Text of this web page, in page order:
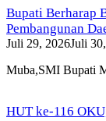
Bupati Berharap
Pembangunan
Juli 29, 2026Juli
Muba,SMI Bupati
HUT ke-116